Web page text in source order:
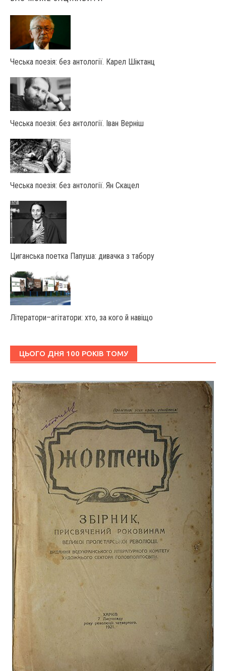
Чеська поезія: без антології. Карел Шіктанц
Чеська поезія: без антології. Іван Верніш
Чеська поезія: без антології. Ян Скацел
Циганська поетка Папуша: дивачка з табору
Літератори–агітатори: хто, за кого й навіщо
ЦЬОГО ДНЯ 100 РОКІВ ТОМУ